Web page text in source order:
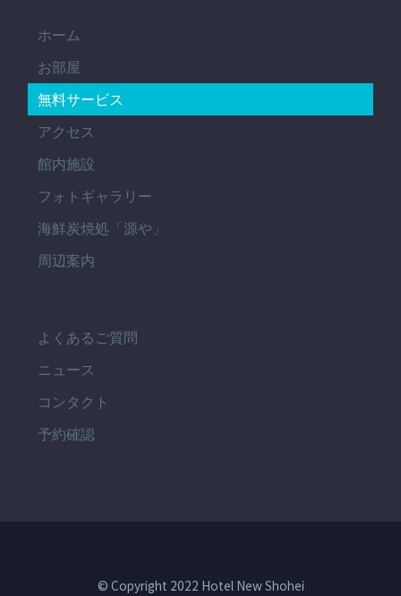
ホーム
お部屋
無料サービス
アクセス
館内施設
フォトギャラリー
海鮮炭焼処「源や」
周辺案内
よくあるご質問
ニュース
コンタクト
予約確認
© Copyright 2022 Hotel New Shohei